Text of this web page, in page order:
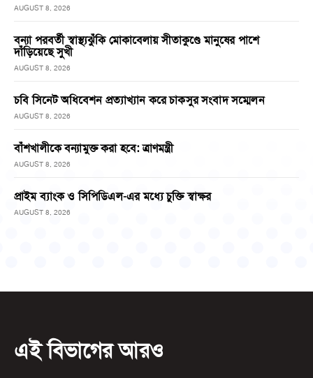
AUGUST 8, 2026
বন্যা পরবর্তী স্বাস্থ্যঝুঁকি মোকাবেলায় সীতাকুণ্ডে মানুষের পাশে
দাঁড়িয়েছে সুখী
AUGUST 8, 2026
চবি সিনেট অধিবেশন প্রত্যাখ্যান করে চাকসুর সংবাদ সম্মেলন
AUGUST 8, 2026
বাঁশখালীকে বন্যামুক্ত করা হবে: ত্রাণমন্ত্রী
AUGUST 8, 2026
প্রাইম ব্যাংক ও সিপিডিএল-এর মধ্যে চুক্তি স্বাক্ষর
AUGUST 8, 2026
এই বিভাগের আরও